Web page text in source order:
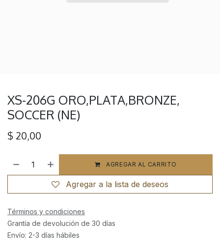
XS-206G ORO,PLATA,BRONZE,
SOCCER (NE)
$ 20,00
AGREGAR AL CARRITO
Agregar a la lista de deseos
Términos y condiciones
Grantía de devolución de 30 días
Envío: 2-3 días hábiles